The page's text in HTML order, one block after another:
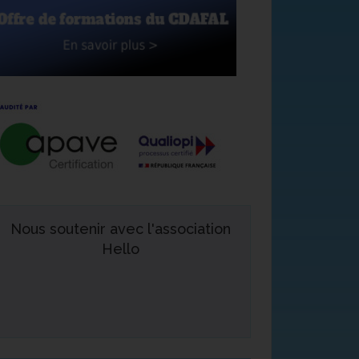
Nous soutenir avec l'association
Hello